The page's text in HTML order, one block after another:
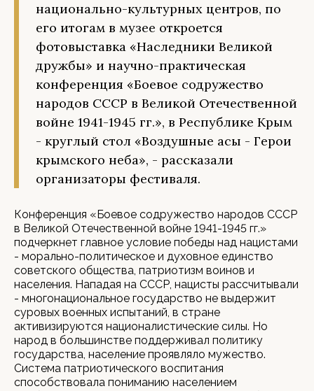
национально-культурных центров, по
его итогам в музее откроется
фотовыставка «Наследники Великой
дружбы» и научно-практическая
конференция «Боевое содружество
народов СССР в Великой Отечественной
войне 1941-1945 гг.», в Республике Крым
- круглый стол «Воздушные асы - Герои
крымского неба», - рассказали
организаторы фестиваля.
Конференция «Боевое содружество народов СССР
в Великой Отечественной войне 1941-1945 гг.»
подчеркнет главное условие победы над нацистами
- морально-политическое и духовное единство
советского общества, патриотизм воинов и
населения. Нападая на СССР, нацисты рассчитывали
- многонациональное государство не выдержит
суровых военных испытаний, в стране
активизируются националистические силы. Но
народ в большинстве поддерживал политику
государства, население проявляло мужество.
Система патриотического воспитания
способствовала пониманию населением